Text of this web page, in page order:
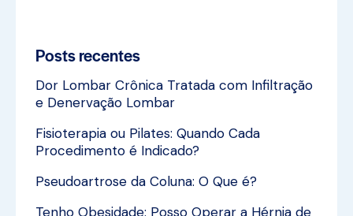
Posts recentes
Dor Lombar Crônica Tratada com Infiltração
e Denervação Lombar
Fisioterapia ou Pilates: Quando Cada
Procedimento é Indicado?
Pseudoartrose da Coluna: O Que é?
Tenho Obesidade: Posso Operar a Hérnia de